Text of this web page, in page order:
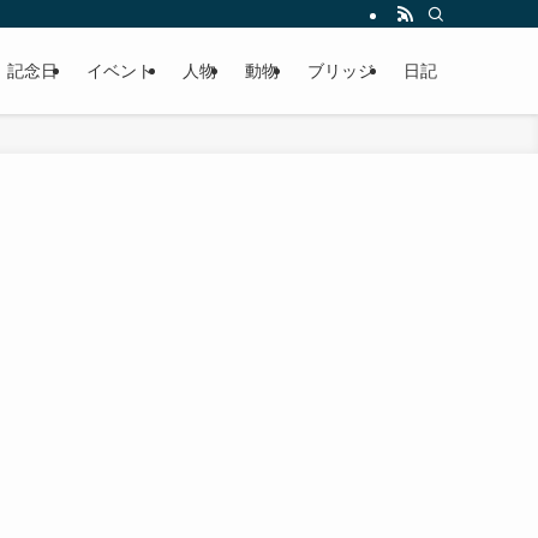
記念日 イベント 人物 動物 ブリッジ 日記